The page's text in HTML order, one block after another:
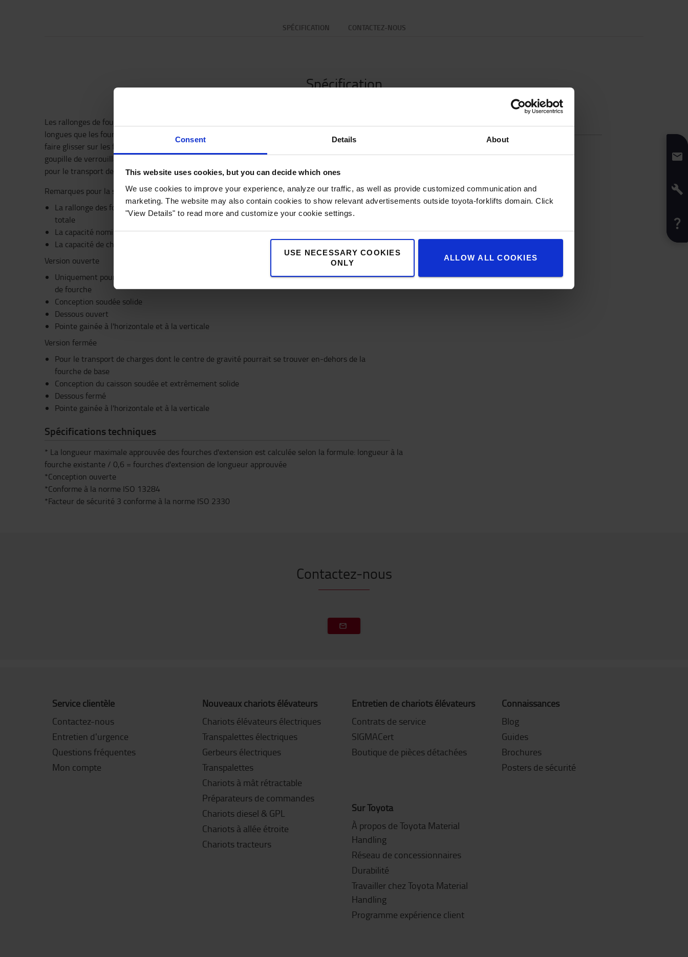
Consent Details About
This website uses cookies, but you can decide which ones
We use cookies to improve your experience, analyze our traffic, as well as provide customized communication and
marketing. The website may also contain cookies to show relevant advertisements outside toyota-forklifts domain. Click
"View Details" to read more and customize your cookie settings.
USE NECESSARY COOKIES
ONLY
ALLOW ALL COOKIES
SPÉCIFICATION CONTACTEZ-NOUS
Spécification
Les rallonges de fourche permettent de transporter provisoirement des charges qui sont plus
longues que les fourches existantes. Elles sont faciles et rapides à installer, puisqu'il suffit de les
faire glisser sur les fourches existantes. Elles sont fixées de manière sécurisée à l'aide d'une
goupille de verrouillage qui se trouve derrière la tige de la fourche. Version ouverte est uniquement
pour le transport de charges réparties sur l'ensemble de la longueur de la rallonge de fourche.
Remarques pour la sélection
La rallonge des fourches doit être soutenue par la fourche sur 60% au moins de sa longueur
totale
La capacité nominale et le centre de gravité du chariot industriel doivent être garantis
La capacité de charge de la rallonge de fourche doit être la même que celle de la fourche
Version ouverte
Uniquement pour le transport de charges réparties sur l'ensemble de la longueur de la rallonge
de fourche
Conception soudée solide
Dessous ouvert
Pointe gainée à l'horizontale et à la verticale
Version fermée
Pour le transport de charges dont le centre de gravité pourrait se trouver en-dehors de la
fourche de base
Conception du caisson soudée et extrêmement solide
Dessous fermé
Pointe gainée à l'horizontale et à la verticale
Spécifications techniques
* La longueur maximale approuvée des fourches d'extension est calculée selon la formule: longueur à la
fourche existante / 0,6 = fourches d'extension de longueur approuvée
*Conception ouverte
*Conforme à la norme ISO 13284
*Facteur de sécurité 3 conforme à la norme ISO 2330
Spécifications
Colour:Noir
Largeur :
Longueur
1,8 m
Contactez-nous
Service clientèle
Contactez-nous
Entretien d'urgence
Questions fréquentes
Mon compte
Nouveaux chariots élévateurs
Chariots élévateurs électriques
Transpalettes électriques
Gerbeurs électriques
Transpalettes
Chariots à mât rétractable
Préparateurs de commandes
Chariots diesel & GPL
Chariots à allée étroite
Chariots tracteurs
Entretien de chariots élévateurs
Contrats de service
SIGMACert
Boutique de pièces détachées
Connaissances
Blog
Guides
Brochures
Posters de sécurité
Sur Toyota
À propos de Toyota Material
Handling
Réseau de concessionnaires
Durabilité
Travailler chez Toyota Material
Handling
Programme expérience client